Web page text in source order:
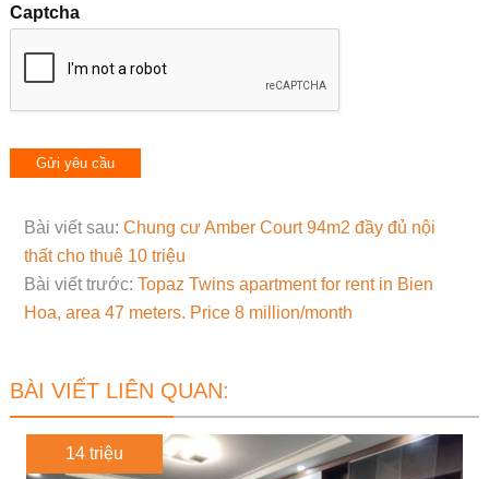
Captcha
Bài viết sau: Chung cư Amber Court 94m2 đầy đủ nội
thất cho thuê 10 triệu
Bài viết trước: Topaz Twins apartment for rent in Bien
Hoa, area 47 meters. Price 8 million/month
BÀI VIẾT LIÊN QUAN:
14 triệu